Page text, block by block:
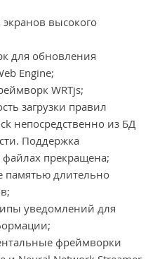
высокого
для обновления
Engine;
WRTjs;
загрузки правил
непосредственно из БД
Поддержка
прекращена;
памятью длительно
уведомлений для
фреймворки